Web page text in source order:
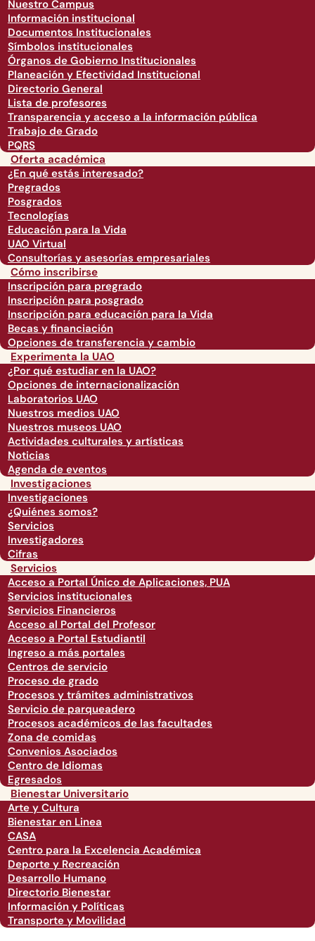
Nuestro Campus
Información institucional
Documentos Institucionales
Símbolos institucionales
Órganos de Gobierno Institucionales
Planeación y Efectividad Institucional
Directorio General
Lista de profesores
Transparencia y acceso a la información pública
Trabajo de Grado
PQRS
Oferta académica
¿En qué estás interesado?
Pregrados
Posgrados
Tecnologías
Educación para la Vida
UAO Virtual
Consultorías y asesorías empresariales
Cómo inscribirse
Inscripción para pregrado
Inscripción para posgrado
Inscripción para educación para la Vida
Becas y financiación
Opciones de transferencia y cambio
Experimenta la UAO
¿Por qué estudiar en la UAO?
Opciones de internacionalización
Laboratorios UAO
Nuestros medios UAO
Nuestros museos UAO
Actividades culturales y artísticas
Noticias
Agenda de eventos
Investigaciones
Investigaciones
¿Quiénes somos?
Servicios
Investigadores
Cifras
Servicios
Acceso a Portal Único de Aplicaciones, PUA
Servicios institucionales
Servicios Financieros
Acceso al Portal del Profesor
Acceso a Portal Estudiantil
Ingreso a más portales
Centros de servicio
Proceso de grado
Procesos y trámites administrativos
Servicio de parqueadero
Procesos académicos de las facultades
Zona de comidas
Convenios Asociados
Centro de Idiomas
Egresados
Bienestar Universitario
Arte y Cultura
Bienestar en Linea
CASA
Centro para la Excelencia Académica
Deporte y Recreación
Desarrollo Humano
Directorio Bienestar
Información y Políticas
Transporte y Movilidad